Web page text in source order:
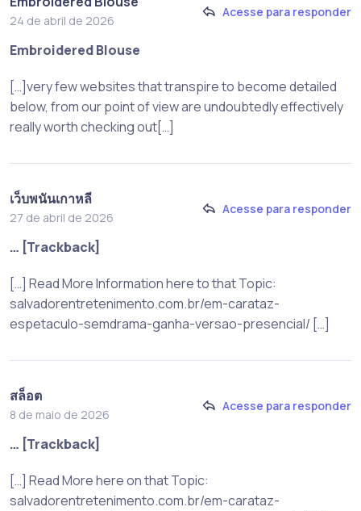
24 de abril de 2026
Acesse para responder
Embroidered Blouse
[…]very few websites that transpire to become detailed
below, from our point of view are undoubtedly effectively
really worth checking out[…]
เว็บพนันเกาหลี
27 de abril de 2026
Acesse para responder
… [Trackback]
[…] Read More Information here to that Topic:
salvadorentretenimento.com.br/em-carataz-
espetaculo-semdrama-ganha-versao-presencial/ […]
สล็อต
8 de maio de 2026
Acesse para responder
… [Trackback]
[…] Read More here on that Topic:
salvadorentretenimento.com.br/em-carataz-